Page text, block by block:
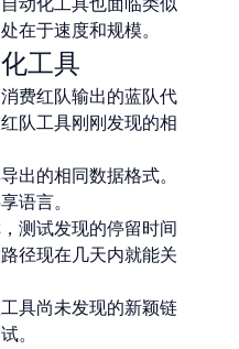
在于速度和规模。
工具
费红队输出的蓝队代
队工具刚刚发现的相
出的相同数据格式。
语言。
测试发现的停留时间
径现在几天内就能关
具尚未发现的新颖链
。